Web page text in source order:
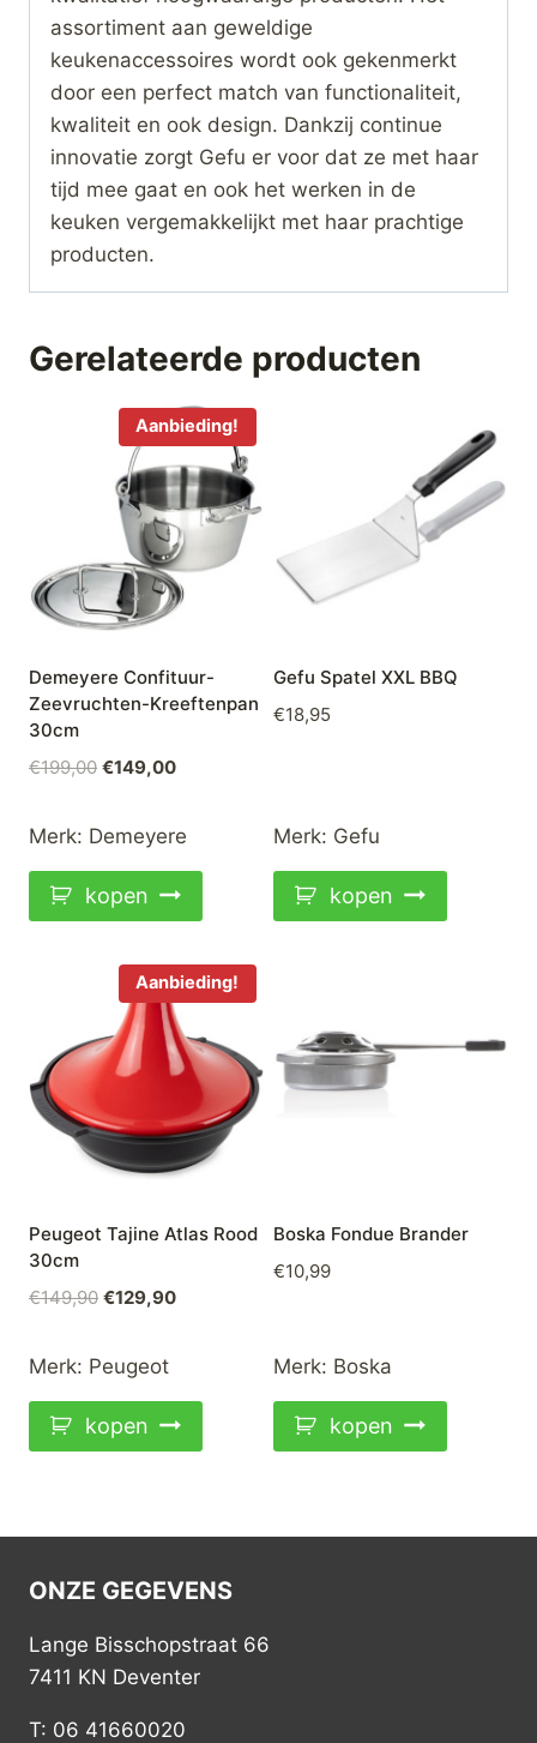
assortiment aan geweldige
keukenaccessoires wordt ook gekenmerkt
door een perfect match van functionaliteit,
kwaliteit en ook design. Dankzij continue
innovatie zorgt Gefu er voor dat ze met haar
tijd mee gaat en ook het werken in de
keuken vergemakkelijkt met haar prachtige
producten.
Gerelateerde producten
Aanbieding!
Demeyere Confituur-
Zeevruchten-Kreeftenpan
30cm
€199,00 Oorspronkelijke
€199,00.
€149,00Huidige
Merk: Demeyere
kopen
Gefu Spatel XXL BBQ
€18,95
Merk: Gefu
kopen
Aanbieding!
Peugeot Tajine Atlas Rood
30cm
€149,90 Oorspronkelijke
€149,90.
€129,90Huidige
Merk: Peugeot
kopen
Boska Fondue Brander
€10,99
Merk: Boska
kopen
ONZE GEGEVENS
Lange Bisschopstraat 66
7411 KN Deventer
T: 06 41660020